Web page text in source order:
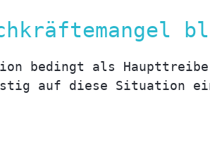
bedingt als
auf diese Situation